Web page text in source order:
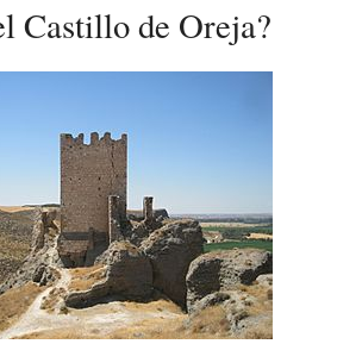
Castillo de Oreja?